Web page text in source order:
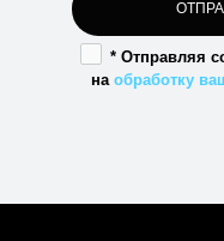
* Отправляя
на обработку